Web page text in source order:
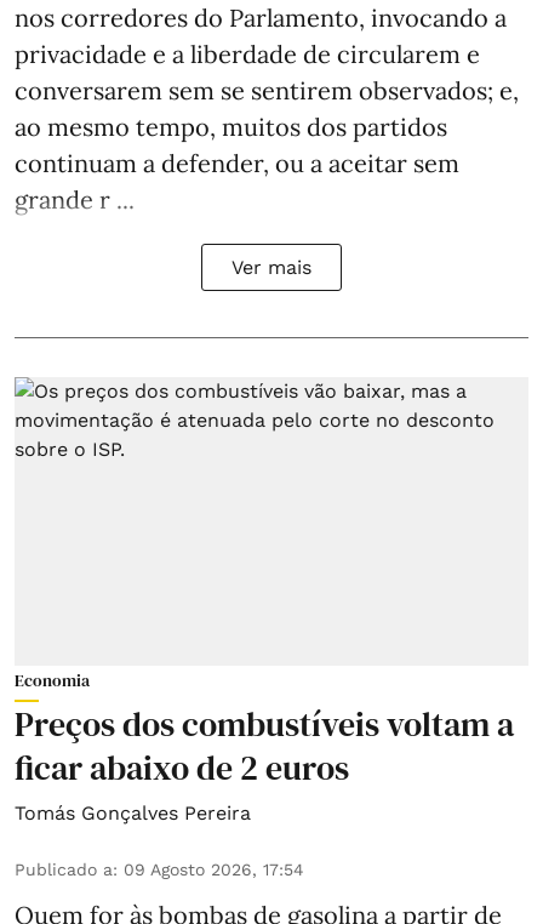
nos corredores do Parlamento, invocando a
privacidade e a liberdade de circularem e
conversarem sem se sentirem observados; e,
ao mesmo tempo, muitos dos partidos
continuam a defender, ou a aceitar sem
grande r ...
Ver mais
Economia
Preços dos combustíveis voltam a
ficar abaixo de 2 euros
Tomás Gonçalves Pereira
Publicado a: 09 Agosto 2026, 17:54
Quem for às bombas de gasolina a partir de